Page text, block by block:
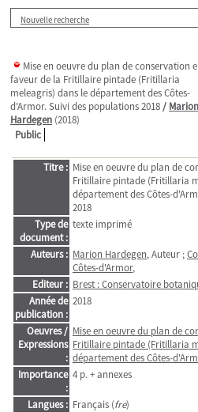
Nouvelle recherche
Mise en oeuvre du plan de conservation
faveur de la Fritillaire pintade (Fritillaria
meleagris) dans le département des Côtes-
d'Armor. Suivi des populations 2018/ Marion
Hardegen (2018)
Public
Titre : Mise en oeuvre du plan de
Fritillaire pintade (Fritillaria
département des Côtes-
2018
Type de
document :
texte imprimé
Auteurs : Marion Hardegen, Auteur ;
Côtes-d'Armor,
Editeur : Brest : Conservatoire
Année de
publication :
2018
Oeuvres /
Expressions
:
Mise en oeuvre du plan de
Fritillaire pintade (Fritillaria
département des Côtes-
Importance
:
4 p. + annexes
Langues : Français (fre)